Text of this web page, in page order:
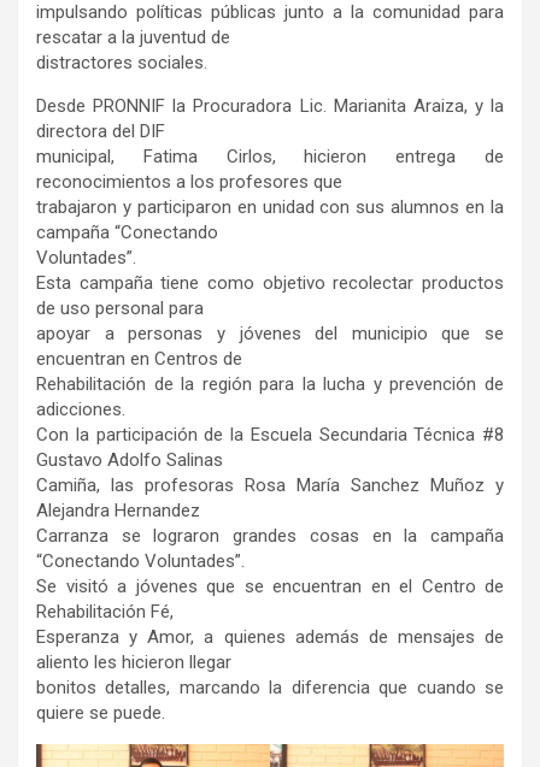
impulsando políticas públicas junto a la comunidad para
rescatar a la juventud de
distractores sociales.
Desde PRONNIF la Procuradora Lic. Marianita Araiza, y la
directora del DIF
municipal, Fatima Cirlos, hicieron entrega de
reconocimientos a los profesores que
trabajaron y participaron en unidad con sus alumnos en la
campaña “Conectando
Voluntades”.
Esta campaña tiene como objetivo recolectar productos
de uso personal para
apoyar a personas y jóvenes del municipio que se
encuentran en Centros de
Rehabilitación de la región para la lucha y prevención de
adicciones.
Con la participación de la Escuela Secundaria Técnica #8
Gustavo Adolfo Salinas
Camiña, las profesoras Rosa María Sanchez Muñoz y
Alejandra Hernandez
Carranza se lograron grandes cosas en la campaña
“Conectando Voluntades”.
Se visitó a jóvenes que se encuentran en el Centro de
Rehabilitación Fé,
Esperanza y Amor, a quienes además de mensajes de
aliento les hicieron llegar
bonitos detalles, marcando la diferencia que cuando se
quiere se puede.